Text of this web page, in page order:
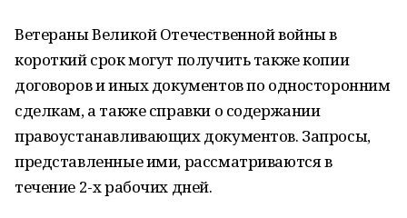
Ветераны Великой Отечественной войны в
короткий срок могут получить также копии
договоров и иных документов по односторонним
сделкам, а также справки о содержании
правоустанавливающих документов. Запросы,
представленные ими, рассматриваются в
течение 2-х рабочих дней.